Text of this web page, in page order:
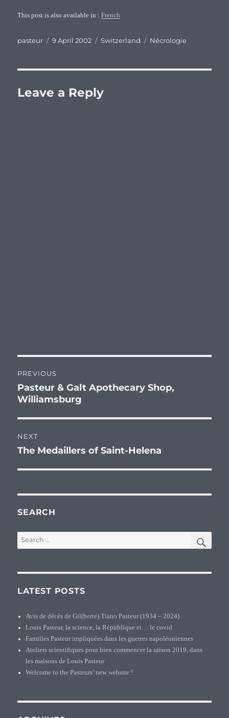
This post is also available in :French
Author
pasteur
Posted
9 April 2002 Categories
Switzerland Tags
Nécrologie
Leave a Reply
navigation
PREVIOUS
Previous
post:
Pasteur & Galt Apothecary Shop,
Williamsburg
NEXT
Next
The Medaillers of Saint-Helena
SEARCH
Search
for:
LATEST POSTS
Avis de décès de Gil(berte) Tiano Pasteur (1934 – 2024)
Louis Pasteur, la science, la République et… le covid
Familles Pasteur impliquées dans les guerres napoléoniennes
Ateliers scientifiques pour bien commencer la saison 2019, dans
les maisons de Louis Pasteur
Welcome to the Pasteurs’ new website !